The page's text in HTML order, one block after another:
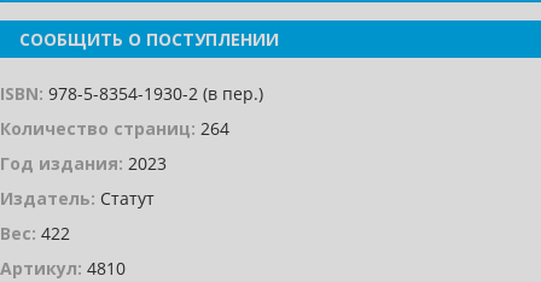
СООБЩИТЬ О ПОСТУПЛЕНИИ
ISBN: 978-5-8354-1930-2 (в пер.)
Количество страниц: 264
Год издания: 2023
Издатель: Статут
Вес: 422
Артикул: 4810